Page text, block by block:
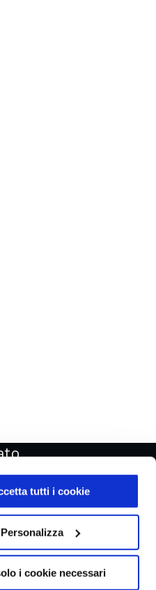
tutti i cookie
Personalizza
i cookie necessari